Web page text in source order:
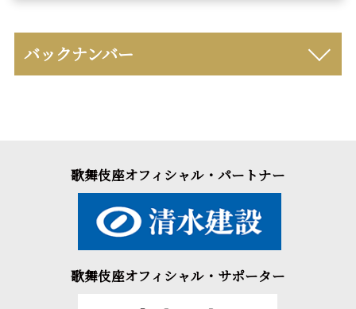
バックナンバー
歌舞伎座オフィシャル・パートナー
歌舞伎座オフィシャル・サポーター